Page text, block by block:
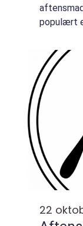
populært
aspekter
22